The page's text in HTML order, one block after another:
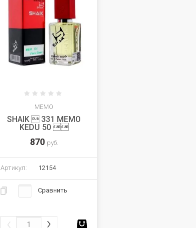
MEMO
SHAIK  331 MEMO
KEDU 50 
870 руб.
Артикул: 12154
Сравнить